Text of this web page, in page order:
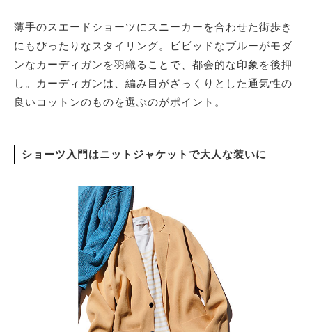
薄手のスエードショーツにスニーカーを合わせた街歩き
にもぴったりなスタイリング。ビビッドなブルーがモダ
ンなカーディガンを羽織ることで、都会的な印象を後押
し。カーディガンは、編み目がざっくりとした通気性の
良いコットンのものを選ぶのがポイント。
ショーツ入門はニットジャケットで大人な装いに